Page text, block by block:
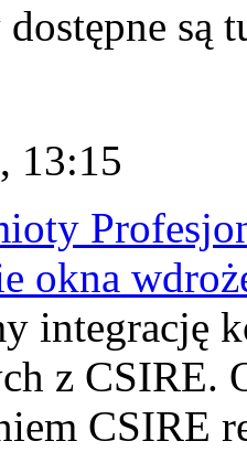
są
13:15
okna
integrację
z CSIRE.
CSIRE